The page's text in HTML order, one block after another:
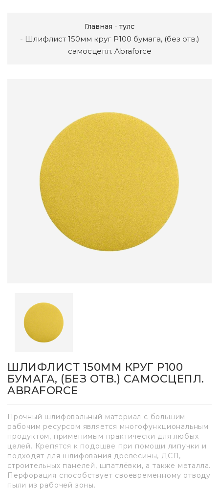
Главная тулс
Шлифлист 150мм круг P100 бумага, (без отв.)
самосцепл. Abraforce
ШЛИФЛИСТ 150ММ КРУГ P100
БУМАГА, (БЕЗ ОТВ.) САМОСЦЕПЛ.
ABRAFORCE
Прочный шлифовальный материал с большим
рабочим ресурсом является многофункциональным
продуктом, применимым практически для любых
целей. Крепятся к подошве при помощи липучки и
подходят для шлифования древесины, ДСП,
строительных панелей, шпатлёвки, а также металла.
Перфорация способствует своевременному отводу
пыли из рабочей зоны.